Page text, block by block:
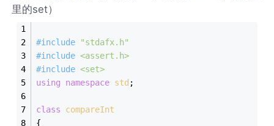
里的set）
#include
"stdafx.h"
#include <assert.h>
#include <set>
using
namespace std ;
class
compareInt
{